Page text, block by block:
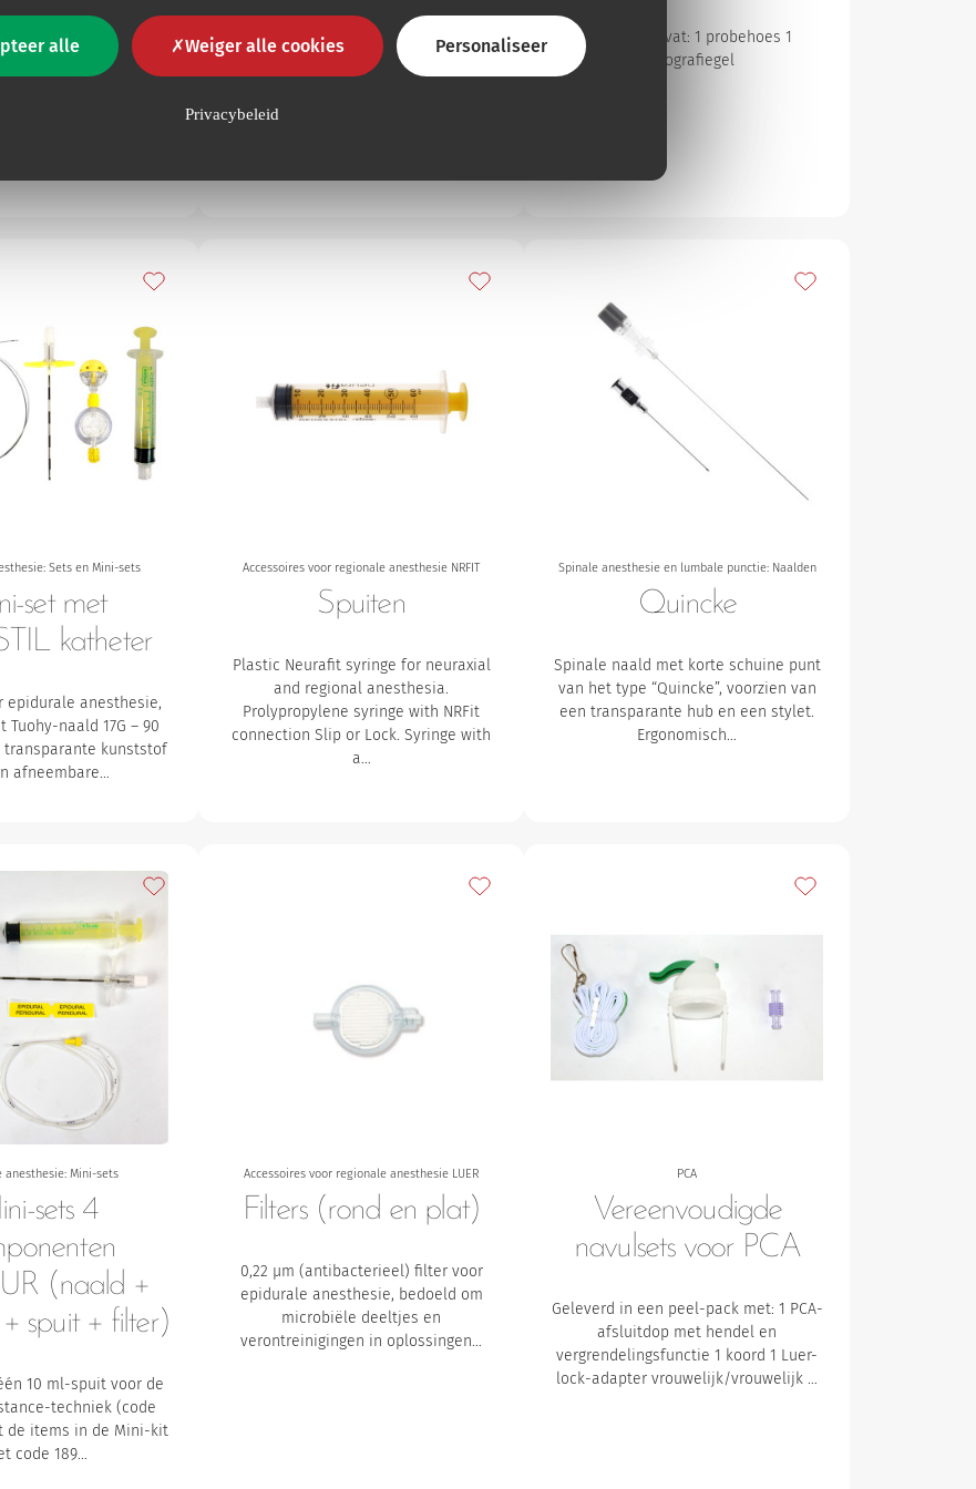
alle Weiger alle cookies Personaliseer
Privacybeleid
zenuwblokkades
optimale prestaties
van efficiëntie,…
rollen)
Koudekompres voor
droog kompres uit niet-geweven
Deze set bevat: 1 probehoes 1
echografiegel
Sets en Mini-sets
set met
katheter
epidurale anesthesie,
Tuohy-naald 17G – 90
transparante kunststof
afneembare…
Toevoegen aan mijn favorieten
Accessoires voor regionale anesthesie NRFIT
Spuiten
Plastic Neurafit syringe for neuraxial
and regional anesthesia.
Prolypropylene syringe with NRFit
connection Slip or Lock. Syringe with
a…
Toevoegen aan mijn favorieten
Spinale anesthesie en lumbale punctie: Naalden
Quincke
Spinale naald met korte schuine punt
van het type “Quincke”, voorzien van
een transparante hub en een stylet.
Ergonomisch…
Toevoegen aan mijn
anesthesie: Mini-sets
sets 4
(naald +
spuit + filter)
10 ml-spuit voor de
techniek (code
de items in de Mini-kit
code 189…
Toevoegen aan mijn favorieten
Accessoires voor regionale anesthesie LUER
Filters (rond en plat)
0,22 µm (antibacterieel) filter voor
epidurale anesthesie, bedoeld om
microbiële deeltjes en
verontreinigingen in oplossingen…
Toevoegen aan mijn favorieten
PCA
Vereenvoudigde
navulsets voor PCA
Geleverd in een peel-pack met: 1 PCA-
afsluitdop met hendel en
vergrendelingsfunctie 1 koord 1 Luer-
lock-adapter vrouwelijk/vrouwelijk …
Toevoegen aan mijn